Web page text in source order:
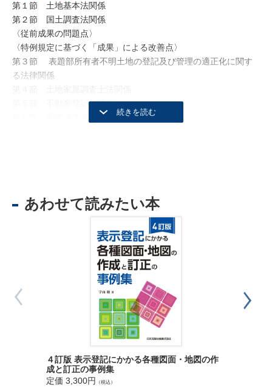
第１節 土地基本法関係
第２節 国土調査法関係
〈従前成果の問題点〉
〈特例規定に基づく「成果」による改善点〉
第３節 表題部所有者不明土地の登記及び管理の適正化に関す
る法律関係
第５節 不動産登記法関係
〈地籍調査事業〉
〈筆界特定制度特例規定〉
第３節 土地家屋調査士
〈筆界を明らかにする役割〉
第４節 登記官（法務局職員）
〈専門能力向上〉
〈地籍調査事業への協力〉
〈地籍調査への具体的協力内容〉
〈筆界特定制度の活用〉
〈法務局における地図整備〉
第２編 筆界をめぐる登記実務
あわせて読みたい本
４訂版 表示登記にかかる各種図面・地図の作
成と訂正の事例集
定価 3,300円 （税込）